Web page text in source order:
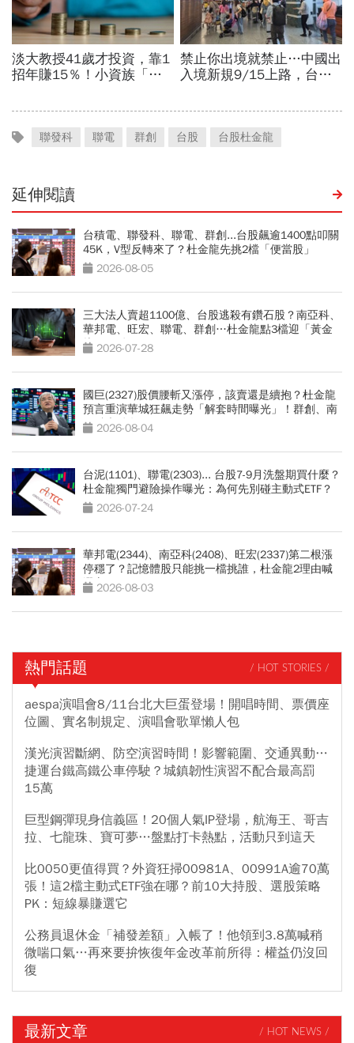
聯發科 聯電 群創 台股 台股杜金龍
延伸閱讀
台積電、聯發科、聯電、群創...台股飆逾1400點叩關
45K，V型反轉來了？杜金龍先挑2檔「便當股」
2026-08-05
三大法人賣超1100億、台股逃殺有鑽石股？南亞科、
華邦電、旺宏、聯電、群創…杜金龍點3檔迎「黃金
坑」買點
2026-07-28
國巨(2327)股價腰斬又漲停，該賣還是續抱？杜金龍
預言重演華城狂飆走勢「解套時間曝光」！群創、南
亞科也點名
2026-08-04
台泥(1101)、聯電(2303)... 台股7-9月洗盤期買什麼？
杜金龍獨門避險操作曝光：為何先別碰主動式ETF？
2026-07-24
華邦電(2344)、南亞科(2408)、旺宏(2337)第二根漲
停穩了？記憶體股只能挑一檔挑誰，杜金龍2理由喊
選它2026-08-03
熱門話題 / HOT STORIES /
aespa演唱會8/11台北大巨蛋登場！開唱時間、票價座
位圖、實名制規定、演唱會歌單懶人包
漢光演習斷網、防空演習時間！影響範圍、交通異動…
捷運台鐵高鐵公車停駛？城鎮韌性演習不配合最高罰
15萬
巨型鋼彈現身信義區！20個人氣IP登場，航海王、哥吉
拉、七龍珠、寶可夢…盤點打卡熱點，活動只到這天
比0050更值得買？外資狂掃00981A、00991A逾70萬
張！這2檔主動式ETF強在哪？前10大持股、選股策略
PK：短線暴賺選它
公務員退休金「補發差額」入帳了！他領到3.8萬喊稍
微喘口氣…再來要拚恢復年金改革前所得：權益仍沒回
復
最新文章 / HOT NEWS /